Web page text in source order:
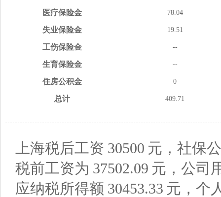
医疗保险金 78.04
失业保险金 19.51
工伤保险金 --
生育保险金 --
住房公积金 0
总计 409.71
上海税后工资 30500 元，社保
税前工资为 37502.09 元，公司
应纳税所得额 30453.33 元，个